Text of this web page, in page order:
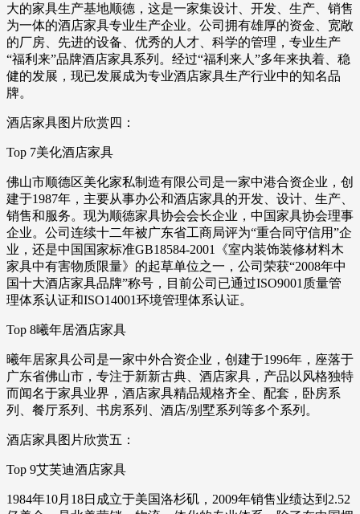
大的家具生产基地顺德，这是一家集设计、开发、生产、销售
为一体的酒店家具专业生产企业。公司拥有雄厚的资金、宽敞
的厂房、先进的设备、优秀的人才、科学的管理，专业生产
“福利来”品牌酒店家具系列。经过“福利来人”多年来执着、稳
健的发展，现已发展成为专业酒店家具生产行业中的知名品
牌。
酒店家具图片欣赏四：
Top 7美化酒店家具
佛山市顺德区美化家私制造有限公司是一家中港合资企业，创
建于1987年，主要从事办公和酒店家具的开发、设计、生产、
销售和服务。现为顺德家具协会会长企业，中国家具协会理事
企业。公司连续十二年被广东省工商局评为“重合同守信用”企
业，还是中国国家标准GB18584-2001《室内装饰装修材料木
家具中有害物质限量》的起草单位之一，公司荣获“2008年中
国十大酒店家具品牌”称号，目前公司已通过ISO9001质量管
理体系认证和ISO14001环境管理体系认证。
Top 8曦年居酒店家具
曦年居家具公司是一家中外合资企业，创建于1996年，座落于
广东省佛山市，专注于新新古典、酒店家具，产品以风格独特
而闻名于家具业界，酒店家具精品规格齐全、配套，卧房系
列、餐厅系列、书房系列、酒店/别墅系列等多个系列。
酒店家具图片欣赏五：
Top 9艾芙迪酒店家具
1984年10月18日成立于美国洛杉矶，2009年销售业绩达到2.52